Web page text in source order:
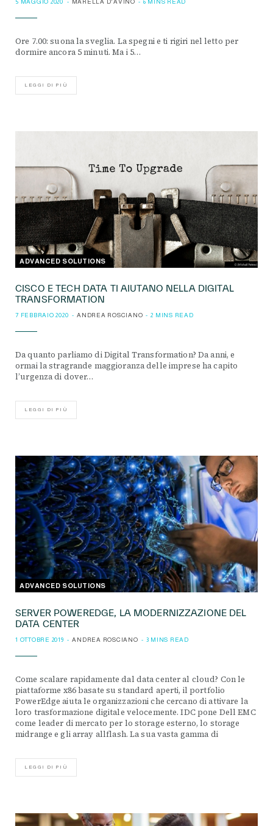
5 MAGGIO 2020 MARELLA D'AVINO 6 MINS READ
Ore 7.00: suona la sveglia. La spegni e ti rigiri nel letto per
dormire ancora 5 minuti. Ma i 5…
LEGGI DI PIÙ
ADVANCED SOLUTIONS
CISCO E TECH DATA TI AIUTANO NELLA DIGITAL
TRANSFORMATION
7 FEBBRAIO 2020 ANDREA ROSCIANO 2 MINS READ
Da quanto parliamo di Digital Transformation? Da anni, e
ormai la stragrande maggioranza delle imprese ha capito
l’urgenza di dover…
LEGGI DI PIÙ
ADVANCED SOLUTIONS
SERVER POWEREDGE, LA MODERNIZZAZIONE DEL
DATA CENTER
1 OTTOBRE 2019 ANDREA ROSCIANO 3 MINS READ
Come scalare rapidamente dal data center al cloud? Con le
piattaforme x86 basate su standard aperti, il portfolio
PowerEdge aiuta le organizzazioni che cercano di attivare la
loro trasformazione digitale velocemente. IDC pone Dell EMC
come leader di mercato per lo storage esterno, lo storage
midrange e gli array allflash. La sua vasta gamma di
LEGGI DI PIÙ